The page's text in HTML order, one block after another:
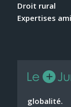
Droit rural
Expertises
globalité.